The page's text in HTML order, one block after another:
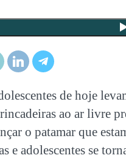
de hoje
ao ar livre
o patamar que
e adolescentes se